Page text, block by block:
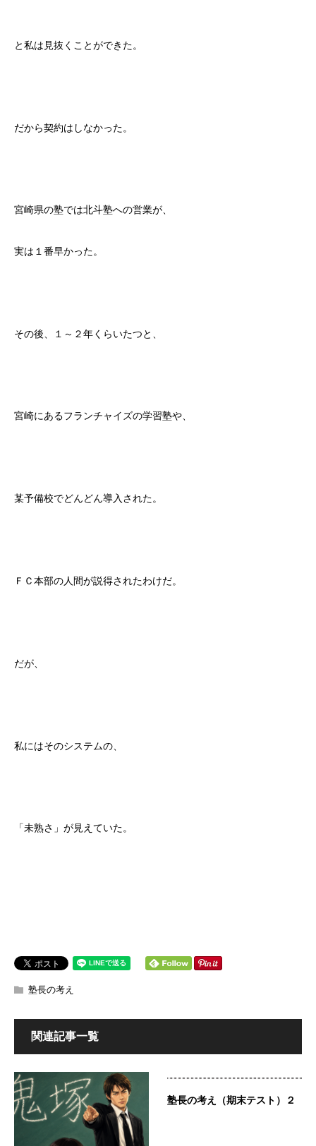
と私は見抜くことができた。
だから契約はしなかった。
宮崎県の塾では北斗塾への営業が、
実は１番早かった。
その後、１～２年くらいたつと、
宮崎にあるフランチャイズの学習塾や、
某予備校でどんどん導入された。
ＦＣ本部の人間が説得されたわけだ。
だが、
私にはそのシステムの、
「未熟さ」が見えていた。
塾長の考え
関連記事一覧
塾長の考え（期末テスト）２